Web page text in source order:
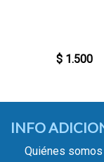
$ 1.500
INFO
Quiénes somos